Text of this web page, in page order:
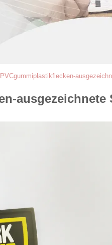
ausgezeichnete